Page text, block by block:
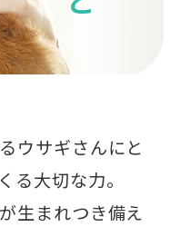
ウサギさんにと
る大切な力。
生まれつき備え